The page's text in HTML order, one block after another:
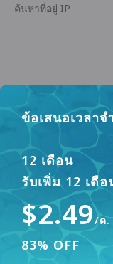
ข้อเสนอเวลาจ
12 เดือน
รับเพิ่ม 12 เดือ
$2.49/ด.
83% OFF
ค้นหาที่อยู่ IP
ศูนย์ช่วยเหลือ
FAQ
วิธีการชำระเงิน